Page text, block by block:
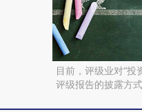
目前，评级业对“投
评级报告的披露方式